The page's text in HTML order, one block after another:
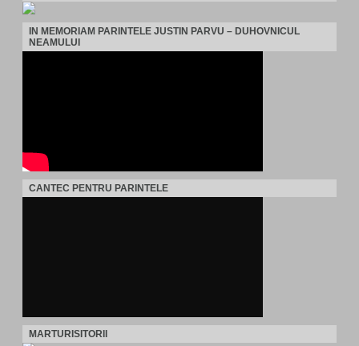
IN MEMORIAM PARINTELE JUSTIN PARVU – DUHOVNICUL
NEAMULUI
CANTEC PENTRU PARINTELE
MARTURISITORII